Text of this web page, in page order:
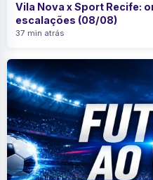
Vila Nova x Sport Recife:
escalações (08/08)
37 min atrás